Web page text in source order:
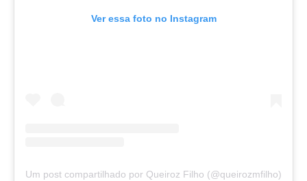
Ver essa foto no Instagram
Um post compartilhado por Queiroz Filho (@queirozmfilho)